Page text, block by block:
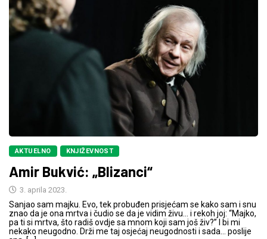
AKTUELNO KNJIŽEVNOST
Amir Bukvić: „Blizanci“
3. aprila 2023.
Sanjao sam majku. Evo, tek probuđen prisjećam se kako sam i snu
znao da je ona mrtva i čudio se da je vidim živu… i rekoh joj: “Majko,
pa ti si mrtva, što radiš ovdje sa mnom koji sam još živ?” I bi mi
nekako neugodno. Drži me taj osjećaj neugodnosti i sada… poslije